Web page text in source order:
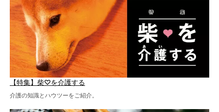
【特集】柴♡を介護する
介護の知識とハウツーをご紹介。